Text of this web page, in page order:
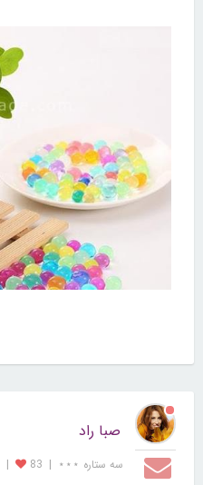
صبا راد
سه ستاره ⋆⋆⋆ |
83
|